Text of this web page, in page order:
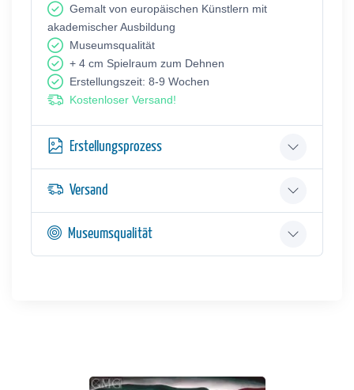
Gemalt von europäischen Künstlern mit
akademischer Ausbildung
Museumsqualität
+ 4 cm Spielraum zum Dehnen
Erstellungszeit: 8-9 Wochen
Kostenloser Versand!
Erstellungsprozess
Versand
Museumsqualität